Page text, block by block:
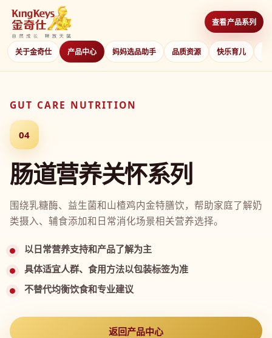
关于金奇仕 产品中心 妈妈选品助手 品质资源 快乐育儿
查看产品系列
GUT CARE NUTRITION
04
肠道营养关怀系列
围绕乳糖酶、益生菌和山楂鸡内金特膳饮，帮助家庭了解奶
类摄入、辅食添加和日常消化场景相关营养选择。
以日常营养支持和产品了解为主
具体适宜人群、食用方法以包装标签为准
不替代均衡饮食和专业建议
返回产品中心